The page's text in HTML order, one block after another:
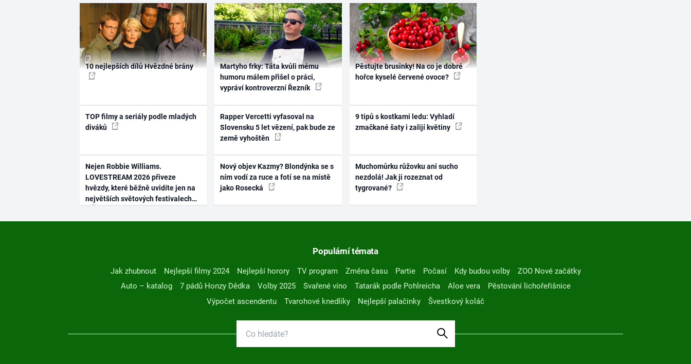
10 nejlepších dílů Hvězdné brány
TOP filmy a seriály podle mladých
diváků
Nejen Robbie Williams.
LOVESTREAM 2026 přiveze
hvězdy, které běžně uvidíte jen na
největších světových festivalech
Martyho frky: Táta kvůli mému
humoru málem přišel o práci,
vypráví kontroverzní Řezník
Rapper Vercetti vyfasoval na
Slovensku 5 let vězení, pak bude ze
země vyhoštěn
Nový objev Kazmy? Blondýnka se s
ním vodí za ruce a fotí se na místě
jako Rosecká
Pěstujte brusinky! Na co je dobré
hořce kyselé červené ovoce?
9 tipů s kostkami ledu: Vyhladí
zmačkané šaty i zalijí květiny
Muchomůrku růžovku ani sucho
nezdolá! Jak ji rozeznat od
tygrované?
Populární témata
Jak zhubnout Nejlepší filmy 2024 Nejlepší horory TV program Změna času Partie Počasí Kdy budou volby
ZOO Nové začátky
Auto – katalog
7 pádů Honzy Dědka Volby 2025 Svařené víno Tatarák podle Pohlreicha Aloe vera
Pěstování lichořeřišnice
Výpočet ascendentu
Tvarohové knedlíky Nejlepší palačinky Švestkový koláč